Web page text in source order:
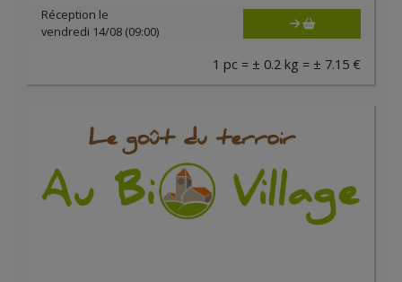
Réception le
vendredi 14/08 (09:00)
1 pc = ± 0.2 kg = ± 7.15 €